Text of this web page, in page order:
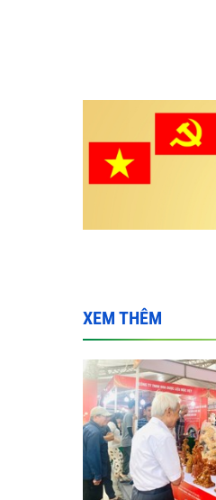
XEM THÊM